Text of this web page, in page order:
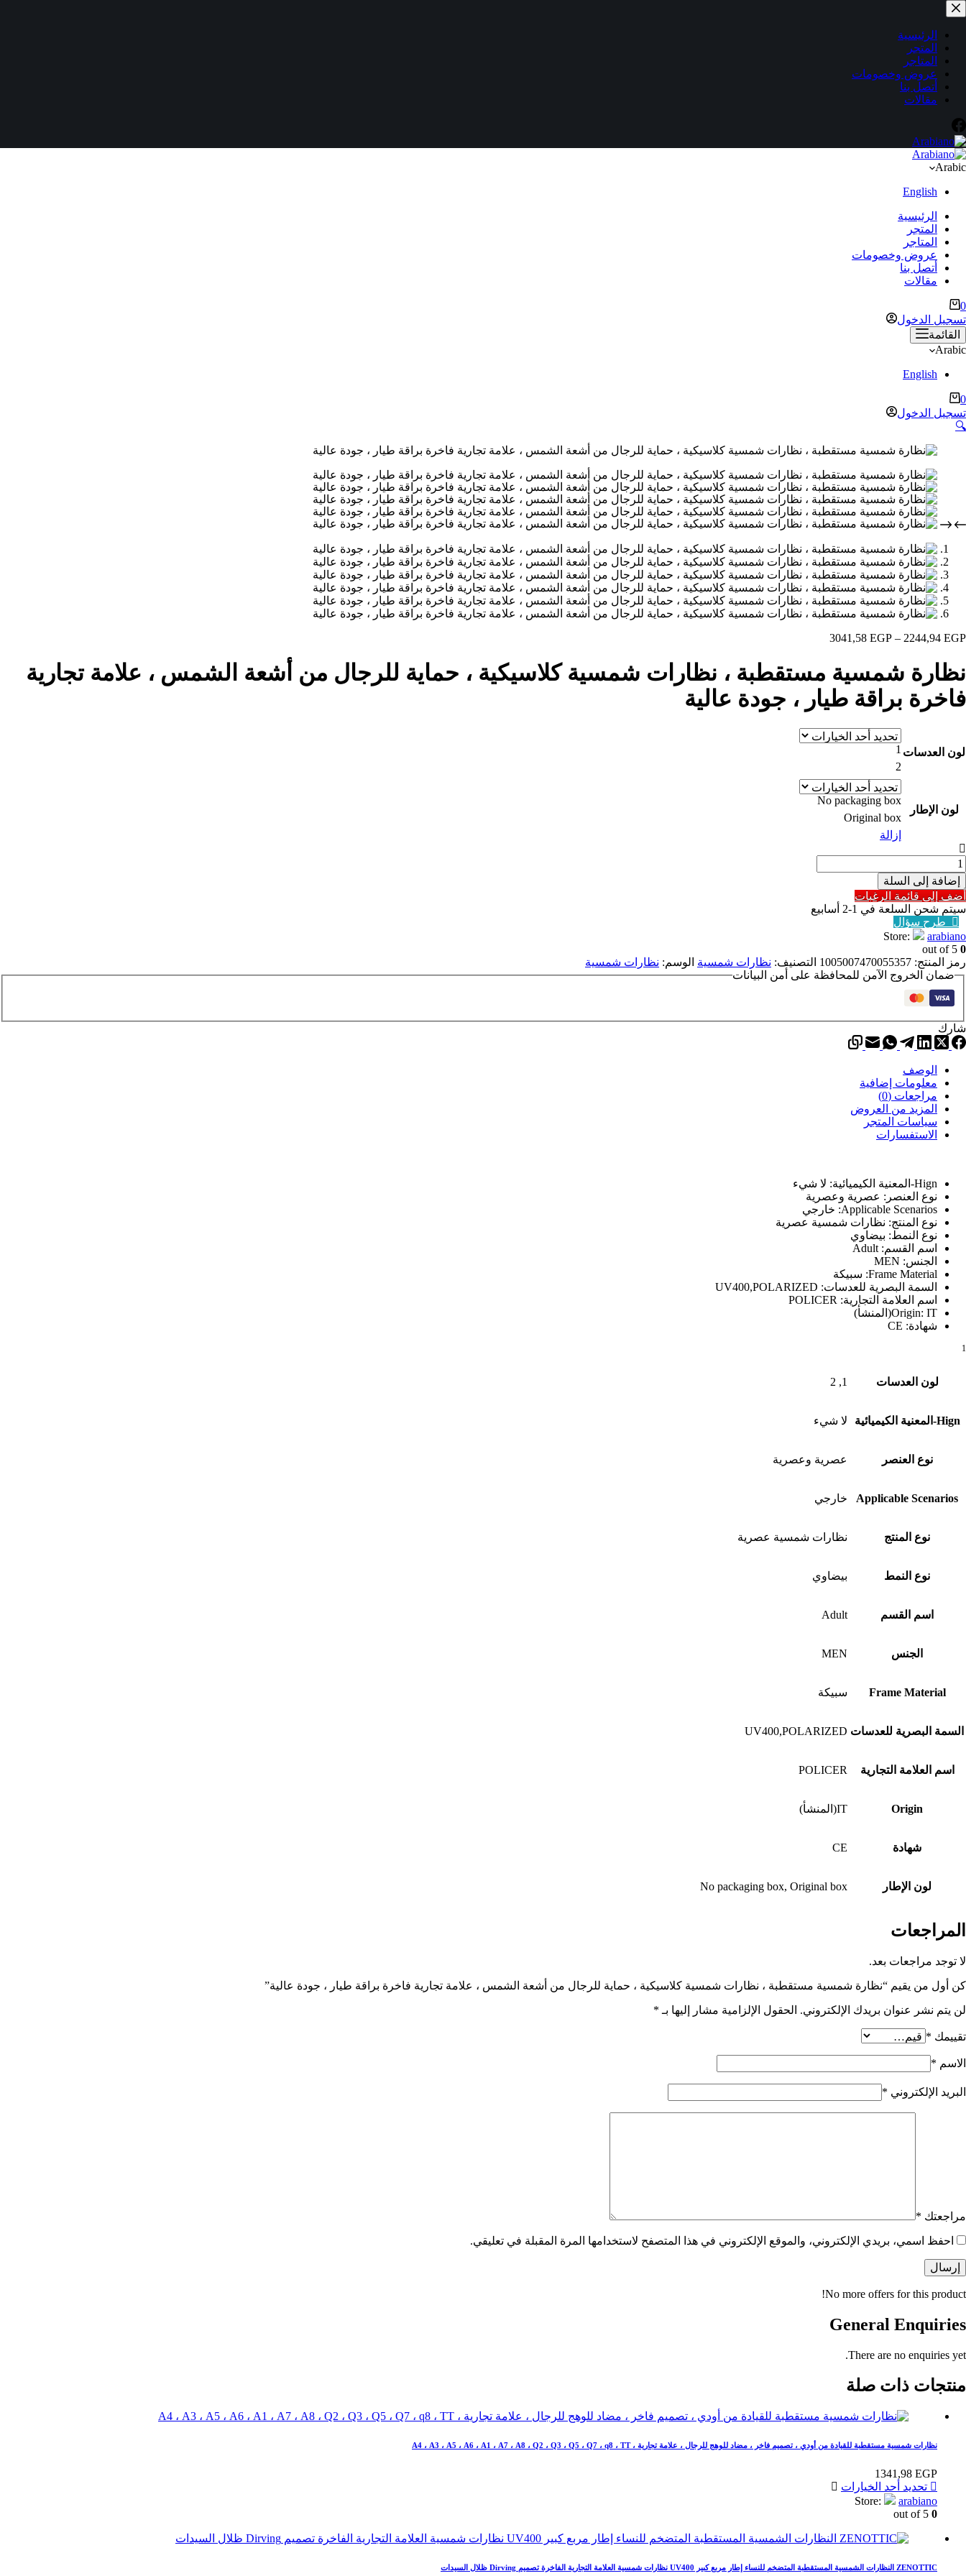
التجاوز
إلى
المحتوىالرئيسية
المتجر
المتاجر
عروض وخصومات
أتصل بنا
مقالات
Arabic
English
الرئيسية
المتجر
المتاجر
عروض وخصومات
أتصل بنا
مقالات
عربة
التسوق
0
تسجيل الدخول
القائمة
Arabic
English
عربة
التسوق
0
تسجيل الدخول
🔍
2244,94 EGP
–
3041,58 EGP
خلال
نظارة شمسية مستقطبة ، نظارات شمسية كلاسيكية ، حماية للرجال من أشعة الشمس ، علامة تجارية
فاخرة براقة طيار ، جودة عالية
لون العدسات 1
2
لون الإطار
No packaging box
Original box
إزالة
كمية
نظارة
شمسية
مستقطبة
،
نظارات
شمسية
كلاسيكية
،
حماية
للرجال
من
الشمس
،
علامة
تجارية
فاخرة
براقة
طيار
جودة
إضافة إلى السلة
أضف إلى قائمة الرغبات
سيتم شحن السلعة في 1-2 أسابيع
طرح سؤال
Store:
arabiano
0
رمز المنتج: 1005007470055357 التصنيف: نظارات شمسية الوسم: نظارات شمسية
ضمان الخروج الآمن للمحافظة على أمن البيانات
شارك
الوصف
معلومات إضافية
مراجعات (0)
المزيد من العروض
سياسات المتجر
الاستفسارات
Hign-المعنية الكيميائية:
لا شيء
نوع العنصر: عصرية وعصرية
Applicable Scenarios: خارجي
نوع المنتج: نظارات شمسية عصرية
نوع النمط: بيضاوي
اسم القسم:Adult
الجنس: MEN
Frame Material: سبيكة
السمة البصرية للعدسات: UV400,POLARIZED
اسم العلامة التجارية: POLICER
Origin: IT(المنشأ)
شهادة: CE
1
لون العدسات 1, 2
Hign-المعنية الكيميائية لا شيء
نوع العنصر عصرية وعصرية
Applicable Scenarios خارجي
نوع المنتج نظارات شمسية عصرية
نوع النمط بيضاوي
اسم القسم Adult
الجنس MEN
Frame Material سبيكة
السمة البصرية للعدسات UV400,POLARIZED
اسم العلامة التجارية POLICER
Origin IT(المنشأ)
شهادة CE
لون الإطار No packaging box, Original box
المراجعات
لا توجد مراجعات بعد.
كن أول من يقيم “نظارة شمسية مستقطبة ، نظارات شمسية كلاسيكية ، حماية للرجال من أشعة الشمس ، علامة تجارية فاخرة براقة طيار ، جودة عالية”
لن يتم نشر عنوان بريدك الإلكتروني. الحقول الإلزامية مشار إليها بـ *
تقييمك *
الاسم *
البريد الإلكتروني *
مراجعتك *
احفظ اسمي، بريدي الإلكتروني، والموقع الإلكتروني في هذا المتصفح لاستخدامها المرة المقبلة في تعليقي.
إرسال
No more offers for this product!
General Enquiries
There are no enquiries yet.
منتجات ذات صلة
نظارات شمسية مستقطبة للقيادة من أودي ، تصميم فاخر ، مضاد للوهج للرجال ، علامة تجارية ، A4 ، A3 ، A5 ، A6 ، A1 ، A7 ، A8 ، Q2 ، Q3 ، Q5 ، Q7 ، q8 ، TT
1341,98 EGP
تحديد أحد الخيارات
المختلفة
المنتج.
Store:
arabiano
0
ZENOTTIC النظارات الشمسية المستقطبة المتضخم للنساء إطار مربع كبير UV400 نظارات شمسية العلامة التجارية الفاخرة تصميم Dirving ظلال السيدات